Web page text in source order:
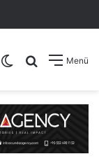
Menü
Arama yap
Dış görünümü